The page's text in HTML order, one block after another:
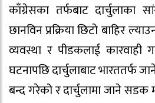
काँग्रेसका तर्फबाट दार्चुलाका
छानविन प्रक्रिया छिटो बाहिर
व्यवस्था र पीडकलाई
घटनापछि दार्चुलाबाट भारततर्फ
बन्द गरेको र दार्चुलामा जाने